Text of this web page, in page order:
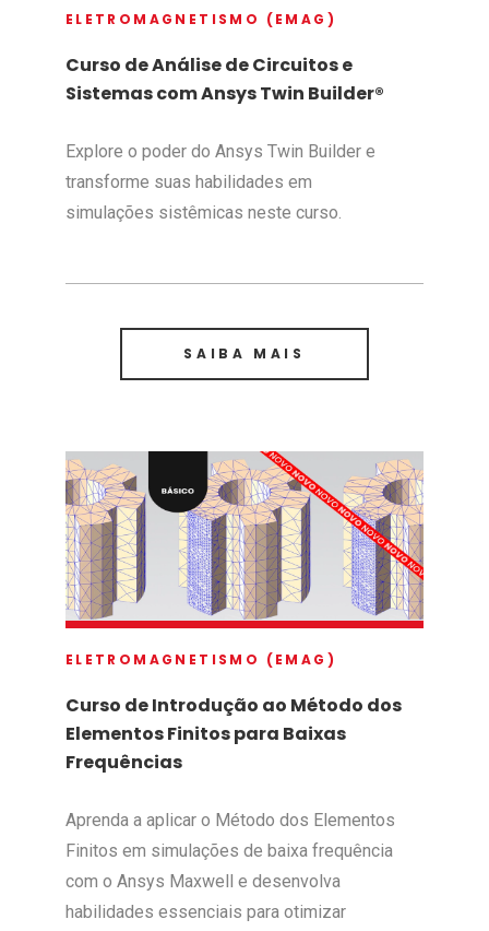
ELETROMAGNETISMO (EMAG)
Curso de Análise de Circuitos e
Sistemas com Ansys Twin Builder®
Explore o poder do Ansys Twin Builder e
transforme suas habilidades em
simulações sistêmicas neste curso.
SAIBA MAIS
ELETROMAGNETISMO (EMAG)
Curso de Introdução ao Método dos
Elementos Finitos para Baixas
Frequências
Aprenda a aplicar o Método dos Elementos
Finitos em simulações de baixa frequência
com o Ansys Maxwell e desenvolva
habilidades essenciais para otimizar